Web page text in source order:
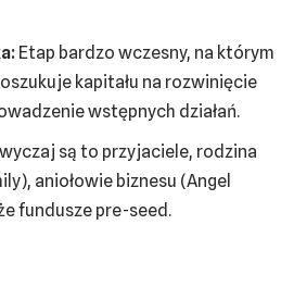
Etap bardzo wczesny, na którym
kapitału na rozwinięcie
wstępnych działań.
są to przyjaciele, rodzina
aniołowie biznesu (Angel
fundusze pre-seed.